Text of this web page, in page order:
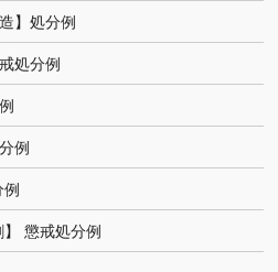
】処分例
処分例
例
】 懲戒処分例